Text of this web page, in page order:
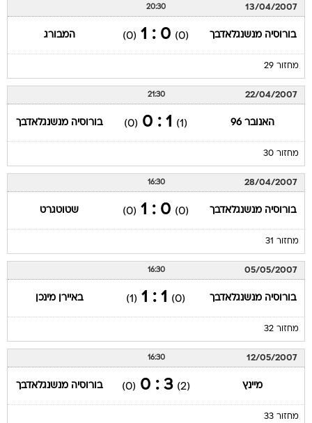
13/04/2007
20:30
בורוסיה מנשנגלאדבך (0)
0 : 1
(0) המבורג
מחזור 29
22/04/2007
21:30
האנובר 96 (1)
1 : 0
(0) בורוסיה מנשנגלאדבך
מחזור 30
28/04/2007
16:30
בורוסיה מנשנגלאדבך (0)
0 : 1
(0) שטוטגרט
מחזור 31
05/05/2007
16:30
בורוסיה מנשנגלאדבך (0)
1 : 1
(1) באיירן מינכן
מחזור 32
12/05/2007
16:30
מיינץ (2)
3 : 0
(0) בורוסיה מנשנגלאדבך
מחזור 33